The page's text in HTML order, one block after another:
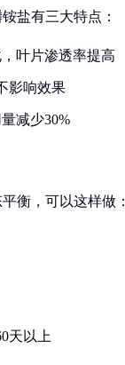
盐有三大特点：
，叶片渗透率提高
影响效果
减少30%
衡，可以这样做：
天以上